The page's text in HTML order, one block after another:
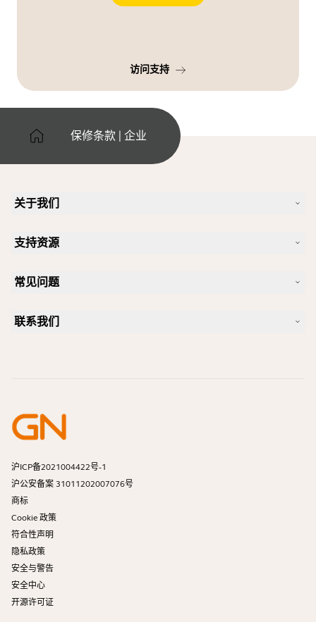
访问支持
保修条款 | 企业
关于我们
人才招聘
新闻和新闻稿
支持资源
用户手册
兼容性指南
常见问题
一款好的 iPhone 专用耳机是怎样的？
联系我们
企业寿命终止政策
开发者计划
沪ICP备2021004422号-1
沪公安备案 31011202007076号
商标
Cookie 政策
符合性声明
隐私政策
安全与警告
安全中心
开源许可证